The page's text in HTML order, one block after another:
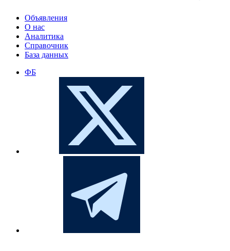
Объявления
О нас
Аналитика
Справочник
База данных
ФБ